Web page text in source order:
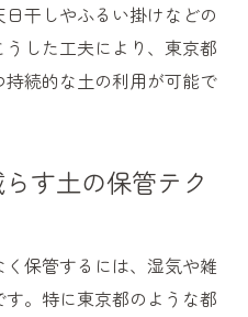
干しやふるい掛けなどの
した工夫により、東京都
続的な土の利用が可能で
す土の保管テク
保管するには、湿気や雑
。特に東京都のような都